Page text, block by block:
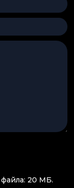
20 МБ.